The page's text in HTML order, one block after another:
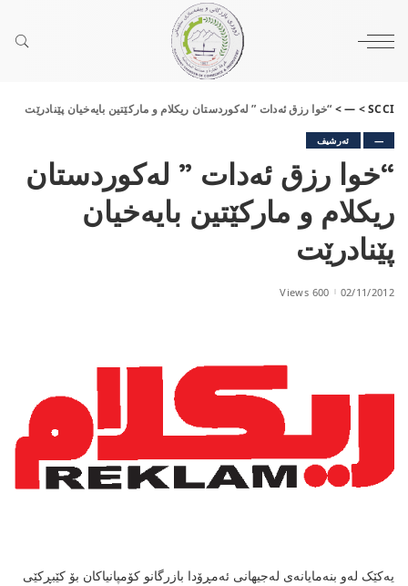
SCCI
>
—
> “خوا رزق ئەدات ” لەکوردستان ریکلام و مارکێتین بایەخیان پێنادرێت
— ئەرشیف
“خوا رزق ئەدات ” لەکوردستان
ریکلام و مارکێتین بایەخیان
پێنادرێت
02/11/2012
600 Views
یەکێک لەو بنەمایانەى لەجیهانى ئەمڕۆدا بازرگانو کۆمپانیاکان بۆ کێبڕکێى